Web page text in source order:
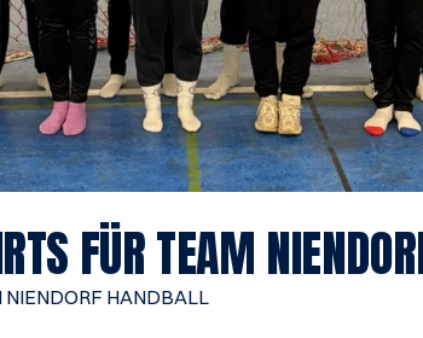
FÜR TEAM
NIENDORF HANDBALL